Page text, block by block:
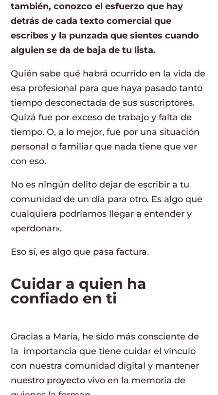
también, conozco el esfuerzo que hay
detrás de cada texto comercial que
escribes y la punzada que sientes cuando
alguien se da de baja de tu lista.
Quién sabe qué habrá ocurrido en la vida de
esa profesional para que haya pasado tanto
tiempo desconectada de sus suscriptores.
Quizá fue por exceso de trabajo y falta de
tiempo. O, a lo mejor, fue por una situación
personal o familiar que nada tiene que ver
con eso.
No es ningún delito dejar de escribir a tu
comunidad de un día para otro. Es algo que
cualquiera podríamos llegar a entender y
«perdonar».
Eso sí, es algo que pasa factura.
Cuidar a quien ha
confiado en ti
Gracias a María, he sido más consciente de
la importancia que tiene cuidar el vínculo
con nuestra comunidad digital y mantener
nuestro proyecto vivo en la memoria de